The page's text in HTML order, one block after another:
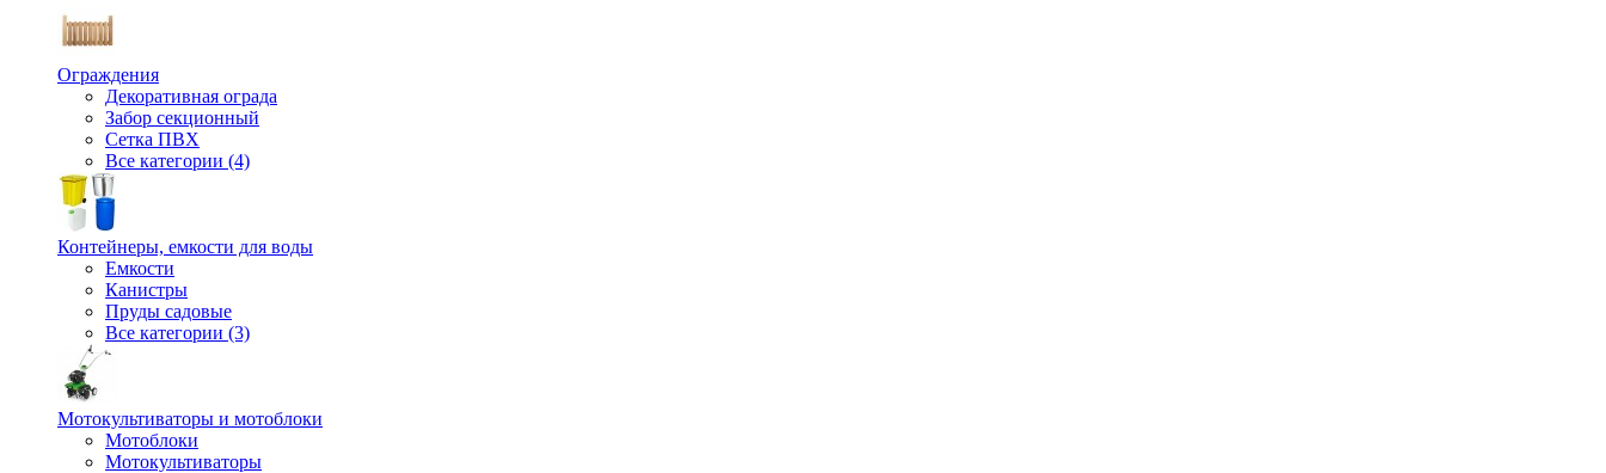
Ограждения
Декоративная ограда
Забор секционный
Сетка ПВХ
Все категории (4)
Контейнеры, емкости для воды
Емкости
Канистры
Пруды садовые
Все категории (3)
Мотокультиваторы и мотоблоки
Мотоблоки
Мотокультиваторы